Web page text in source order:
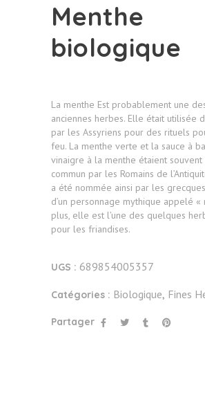
Menthe
biologique
La menthe Est probablement une
anciennes herbes. Elle était utilisée
par les Assyriens pour des rituels
feu. La menthe verte et la sauce à
vinaigre à la menthe étaient souvent
commun par les Romains de
a été nommée ainsi par les
d’un personnage mythique appelé «
plus, elle est l’une des quelques
pour les friandises.
UGS : 689854005357
Catégories : Biologique, Fines
Partager